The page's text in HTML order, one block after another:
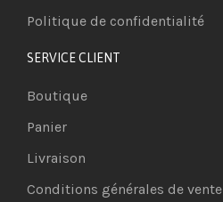
Politique de confidentialité
SERVICE CLIENT
Boutique
Panier
Livraison
Conditions générales de vente